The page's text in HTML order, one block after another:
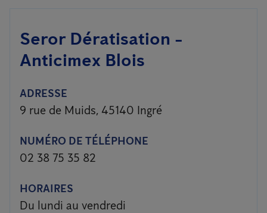
Seror Dératisation -
Anticimex Blois
ADRESSE
9 rue de Muids, 45140 Ingré
NUMÉRO DE TÉLÉPHONE
02 38 75 35 82
HORAIRES
Du lundi au vendredi